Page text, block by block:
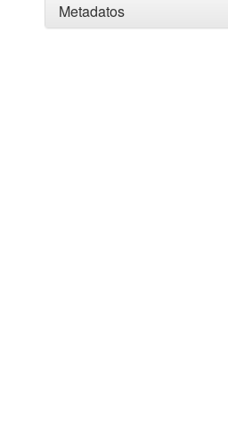
Metadatos